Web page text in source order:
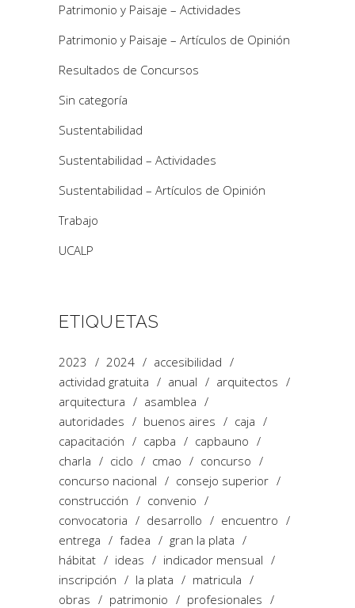
Patrimonio y Paisaje – Actividades
Patrimonio y Paisaje – Artículos de Opinión
Resultados de Concursos
Sin categoría
Sustentabilidad
Sustentabilidad – Actividades
Sustentabilidad – Artículos de Opinión
Trabajo
UCALP
ETIQUETAS
2023 2024
accesibilidad
actividad gratuita
anual
arquitectos
arquitectura
asamblea
autoridades
buenos aires
caja
capacitación
capba
capbauno
charla
ciclo cmao
concurso
concurso nacional
consejo superior
construcción
convenio
convocatoria
desarrollo
encuentro
entrega
fadea
gran la plata
hábitat
ideas
indicador mensual
inscripción
la plata
matricula
obras
patrimonio
profesionales